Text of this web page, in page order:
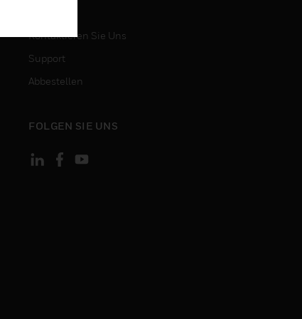
Kontaktieren Sie Uns
Support
Abbestellen
FOLGEN SIE UNS